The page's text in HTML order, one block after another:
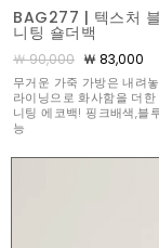
BAG277 | 텍스처
니팅 숄더백
￦ 90,000 ￦ 83,000
무거운 가죽 가방은 내려
라이닝으로 화사함을 더
니팅 에코백! 핑크배색,블
능